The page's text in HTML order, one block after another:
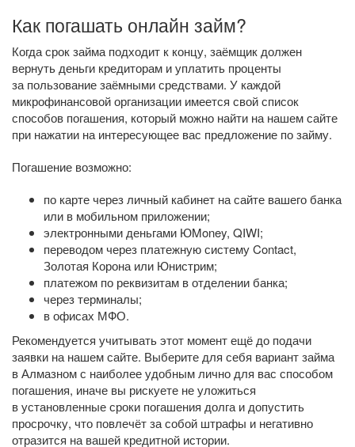
Как погашать онлайн займ?
Когда срок займа подходит к концу, заёмщик должен
вернуть деньги кредиторам и уплатить проценты
за пользование заёмными средствами. У каждой
микрофинансовой организации имеется свой список
способов погашения, который можно найти на нашем сайте
при нажатии на интересующее вас предложение по займу.
Погашение возможно:
по карте через личный кабинет на сайте вашего банка
или в мобильном приложении;
электронными деньгами ЮMoney, QIWI;
переводом через платежную систему Contact,
Золотая Корона или Юнистрим;
платежом по реквизитам в отделении банка;
через терминалы;
в офисах МФО.
Рекомендуется учитывать этот момент ещё до подачи
заявки на нашем сайте. Выберите для себя вариант займа
в Алмазном с наиболее удобным лично для вас способом
погашения, иначе вы рискуете не уложиться
в установленные сроки погашения долга и допустить
просрочку, что повлечёт за собой штрафы и негативно
отразится на вашей кредитной истории.